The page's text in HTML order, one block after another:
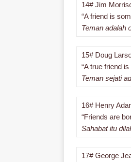
14# Jim
“A friend is
Teman adalah
15# Doug
“A true friend
Teman sejati
16# Henry
“Friends are
Sahabat itu
17# George